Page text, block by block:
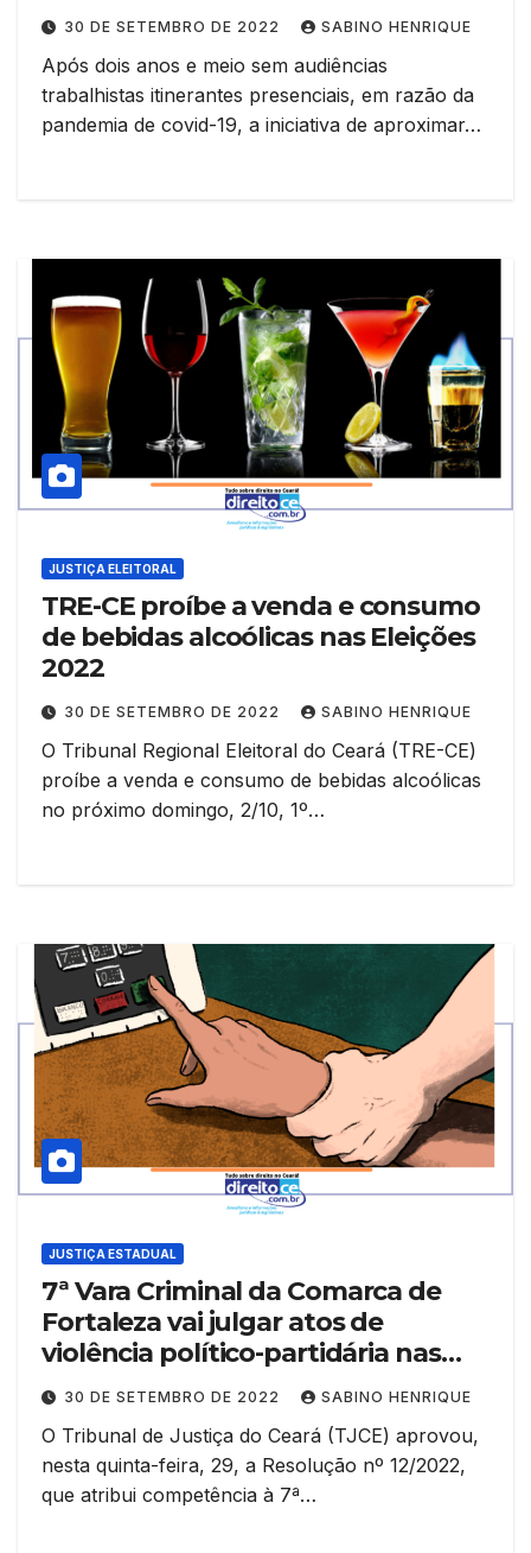
30 DE SETEMBRO DE 2022 SABINO HENRIQUE
Após dois anos e meio sem audiências
trabalhistas itinerantes presenciais, em razão da
pandemia de covid-19, a iniciativa de aproximar…
JUSTIÇA ELEITORAL
TRE-CE proíbe a venda e consumo
de bebidas alcoólicas nas Eleições
2022
30 DE SETEMBRO DE 2022 SABINO HENRIQUE
O Tribunal Regional Eleitoral do Ceará (TRE-CE)
proíbe a venda e consumo de bebidas alcoólicas
no próximo domingo, 2/10, 1º…
JUSTIÇA ESTADUAL
7ª Vara Criminal da Comarca de
Fortaleza vai julgar atos de
violência político-partidária nas
eleições 2022
30 DE SETEMBRO DE 2022 SABINO HENRIQUE
O Tribunal de Justiça do Ceará (TJCE) aprovou,
nesta quinta-feira, 29, a Resolução nº 12/2022,
que atribui competência à 7ª…